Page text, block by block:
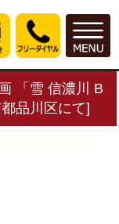
「雪 信濃川 B
品川区にて]